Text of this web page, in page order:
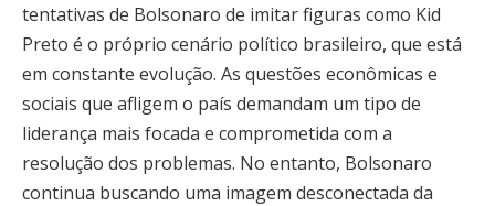
tentativas de Bolsonaro de imitar figuras como Kid
Preto é o próprio cenário político brasileiro, que está
em constante evolução. As questões econômicas e
sociais que afligem o país demandam um tipo de
liderança mais focada e comprometida com a
resolução dos problemas. No entanto, Bolsonaro
continua buscando uma imagem desconectada da